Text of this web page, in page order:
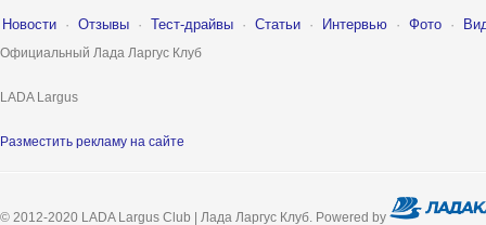
Новости · Отзывы · Тест-драйвы · Статьи · Интервью · Фото ·
Официальный Лада Ларгус Клуб
LADA Largus
Разместить рекламу на сайте
© 2012-2020 LADA Largus Club | Лада Ларгус Клуб. Powered by